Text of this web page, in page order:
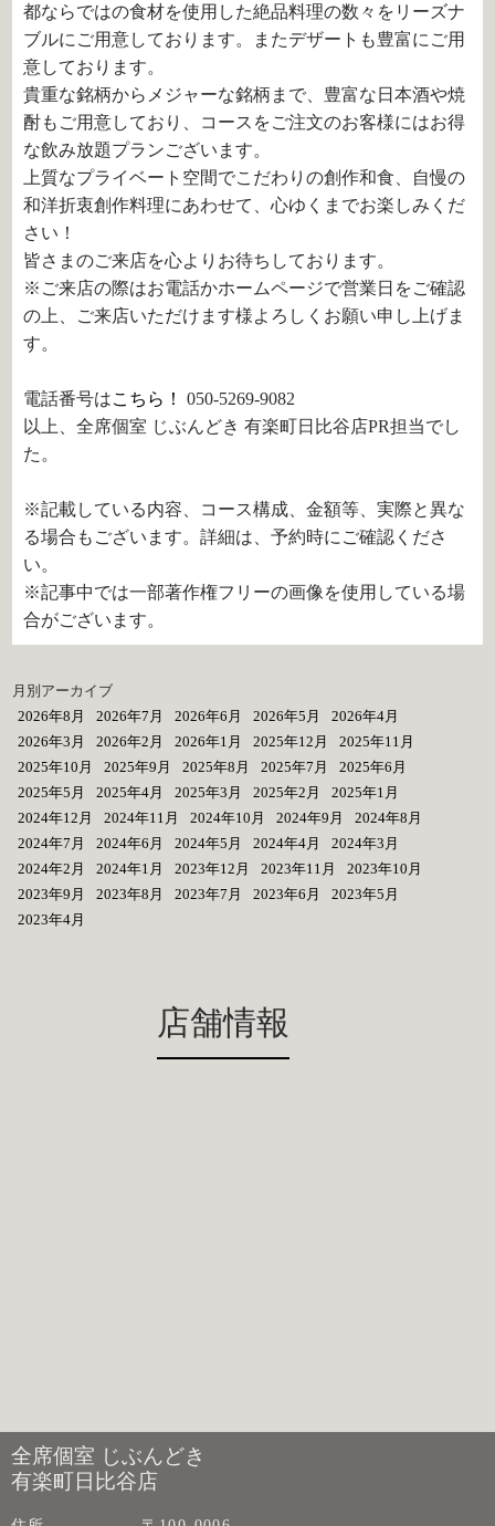
都ならではの食材を使用した絶品料理の数々をリーズナ
ブルにご用意しております。またデザートも豊富にご用
意しております。
貴重な銘柄からメジャーな銘柄まで、豊富な日本酒や焼
酎もご用意しており、コースをご注文のお客様にはお得
な飲み放題プランございます。
上質なプライベート空間でこだわりの創作和食、自慢の
和洋折衷創作料理にあわせて、心ゆくまでお楽しみくだ
さい！
皆さまのご来店を心よりお待ちしております。
※ご来店の際はお電話かホームページで営業日をご確認
の上、ご来店いただけます様よろしくお願い申し上げま
す。
電話番号はこちら！
050-5269-9082
以上、全席個室 じぶんどき 有楽町日比谷店PR担当でし
た。
※記載している内容、コース構成、金額等、実際と異な
る場合もございます。詳細は、予約時にご確認くださ
い。
※記事中では一部著作権フリーの画像を使用している場
合がございます。
月別アーカイブ
2026年8月
2026年7月 2026年6月 2026年5月
2026年4月
2026年3月
2026年2月 2026年1月 2025年12月
2025年11月
2025年10月
2025年9月 2025年8月 2025年7月
2025年6月
2025年5月
2025年4月 2025年3月 2025年2月
2025年1月
2024年12月
2024年11月 2024年10月 2024年9月
2024年8月
2024年7月
2024年6月 2024年5月 2024年4月
2024年3月
2024年2月
2024年1月 2023年12月 2023年11月
2023年10月
2023年9月
2023年8月 2023年7月 2023年6月
2023年5月
2023年4月
店舗情報
全席個室 じぶんどき
有楽町日比谷店